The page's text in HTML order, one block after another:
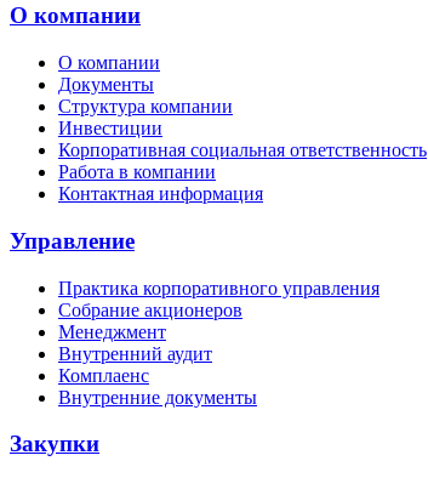
О компании
О компании
Документы
Структура компании
Инвестиции
Корпоративная социальная ответственность
Работа в компании
Контактная информация
Управление
Практика корпоративного управления
Собрание акционеров
Менеджмент
Внутренний аудит
Комплаенс
Внутренние документы
Закупки